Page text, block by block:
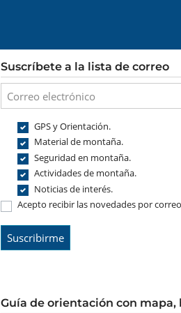
Suscríbete a la lista de correo
GPS y Orientación.
Material de montaña.
Seguridad en montaña.
Actividades de montaña.
Noticias de interés.
Acepto recibir las novedades por
Guía de orientación con mapa,